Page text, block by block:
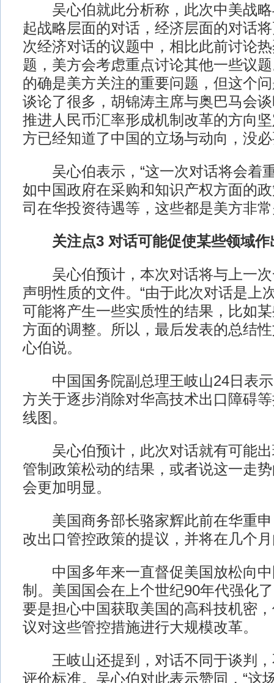
吴心伯就此分析称，此次中美战略
起战略层面的对话，经济层面的对话
次经济对话的议题中，相比此前讨论
题，美方会考虑重点讨论其他一些议
的确是美方关注的重要问题，但这个
谈论了很多，胡锦涛主席与奥巴马会
推进人民币汇率形成机制改革的方向
方已经知道了中国的立场与动向，没
吴心伯表示，“这一次对话将会着
如中国政府在采购和知识产权方面的
司在华投资待遇等，这些都是美方非
关注点3 对话可能促使某些领域作
吴心伯预计，本次对话将与上一次
声明性质的文件。“由于此次对话是上
可能将产生一些实质性的结果，比如
方面的调整。所以，最后发表的总结
心伯说。
中国国务院副总理王岐山24日表示
方关于逐步消除对华高技术出口障碍
线图。
吴心伯预计，此次对话就有可能出
管制政策松动的结果，或者说这一走
会更加明显。
美国商务部长骆家辉此前在华重申
改出口管控政策的提议，并将在几个
中国多年来一直督促美国放松向中
制。美国国会在上个世纪90年代强化
要是担心中国获取美国的高科技机密
议对这些管控措施进行大规模改革。
王岐山还提到，对话不同于谈判，
评价标准。吴心伯对此表示赞同，“这